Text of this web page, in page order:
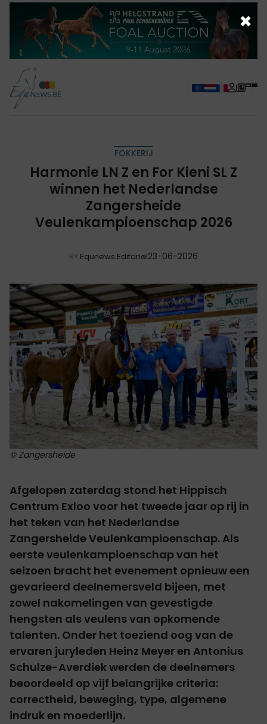
FOKKERIJ
Harmonie LN Z en For Kieni SL Z
winnen het Nederlandse
Zangersheide
Veulenkampioenschap 2026
BY Equnews Editorial23-06-2026
© Zangersheide
Afgelopen zaterdag stond het Hippisch
Centrum Exloo voor het tweede jaar op rij in
het teken van het Nederlandse
Zangersheide Veulenkampioenschap. Als
eerste veulenkampioenschap van het
seizoen bracht het evenement opnieuw een
gevarieerd deelnemersveld bijeen, met
zowel nakomelingen van gevestigde
hengsten als veulens van opkomende
talenten. Onder het toeziend oog van de
ervaren juryleden Heinz Meyer en Antonius
Schulze-Averdiek werden de deelnemers
beoordeeld op vijf belangrijke criteria:
correctheid, beweging, type, algemene
indruk en moederlijn.
×